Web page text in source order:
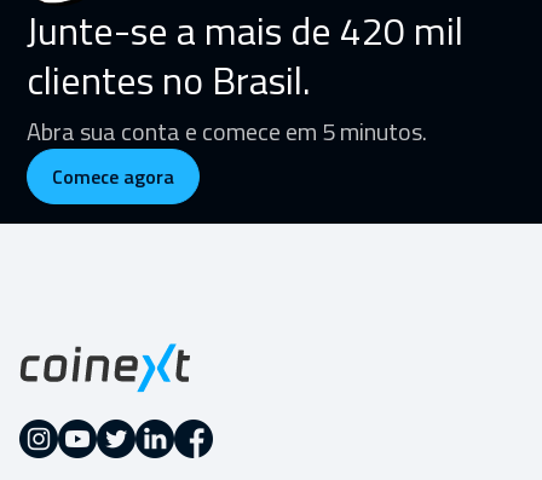
Junte-se a mais de 420 mil
clientes no Brasil.
Abra sua conta e comece em 5 minutos.
Comece agora